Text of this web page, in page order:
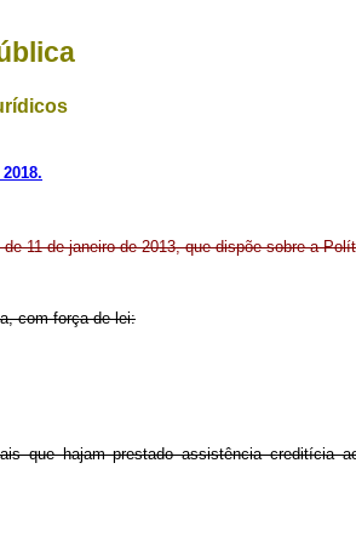
11 de janeiro de 2013, que dispõe sobre a
com força de lei:
que hajam prestado assistência creditícia